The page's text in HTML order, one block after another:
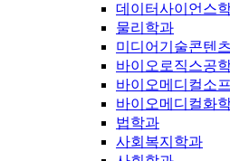
데이터사이언스
물리학과
미디어기술콘텐
바이오로직스공
바이오메디컬소
바이오메디컬화
법학과
사회복지학과